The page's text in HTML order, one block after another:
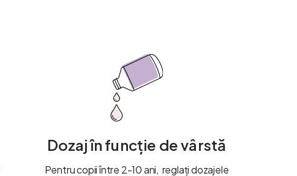
Dozaj în funcție de vârstă
Pentru copii între 2-10 ani, reglați dozajele